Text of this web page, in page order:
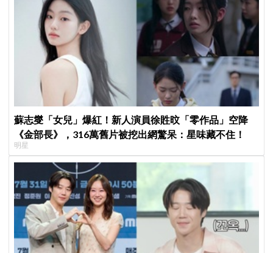
蘇志燮「女兒」爆紅！新人演員徐貹旼「零作品」空降
《金部長》，316萬舊片被挖出網驚呆：星味藏不住！
明星